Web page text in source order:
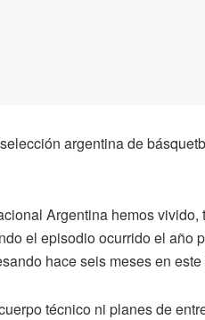
argentina de
Argentina hemos
el episodio ocurrido el año
hace seis meses en este
técnico ni planes de